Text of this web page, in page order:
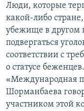
Люди, которые
какой-либо
убежище в другом
подвергаться
соответствии с
о статусе
«Международная
Шорманбаева
участником этой